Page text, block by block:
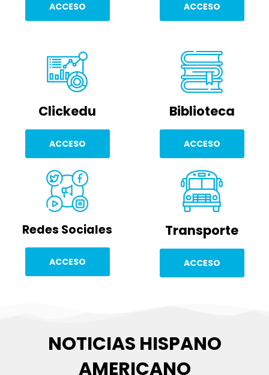
ACCESO ACCESO
Clickedu
ACCESO
Biblioteca
ACCESO
Redes Sociales
ACCESO
Transporte
ACCESO
NOTICIAS HISPANO
AMERICANO